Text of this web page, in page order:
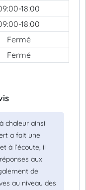
18:00
18:00
Fermé
Fermé
chaleur ainsi
a fait une
à l’écoute, il
aux
de
au niveau des